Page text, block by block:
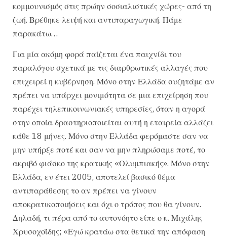
κομμουνισμός στις πρώην σοσιαλιστικές χώρες- από τη
ζωή. Βρέθηκε λειψή και αντιπαραγωγική. Πάμε
παρακάτω…
Για μία ακόμη φορά παίζεται ένα παιχνίδι του
παραλόγου σχετικά με τις διαρθρωτικές αλλαγές που
επιχειρεί η κυβέρνηση. Μόνο στην Ελλάδα συζητάμε αν
πρέπει να υπάρχει μονιμότητα σε μια επιχείρηση που
παρέχει τηλεπικοινωνιακές υπηρεσίες, όταν η αγορά
στην οποία δραστηριοποιείται αυτή η εταιρεία αλλάζει
κάθε 18 μήνες. Μόνο στην Ελλάδα φερόμαστε σαν να
μην υπήρξε ποτέ και σαν να μην πληρώσαμε ποτέ, το
ακριβό φιάσκο της κρατικής «Ολυμπιακής». Μόνο στην
Ελλάδα, εν έτει 2005, αποτελεί βασικό θέμα
αντιπαράθεσης το αν πρέπει να γίνουν
αποκρατικοποιήσεις και όχι ο τρόπος που θα γίνουν.
Δηλαδή, τι πέρα από το αυτονόητο είπε ο κ. Μιχάλης
Χρυσοχοΐδης; «Εγώ κρατάω στα θετικά την απόφαση